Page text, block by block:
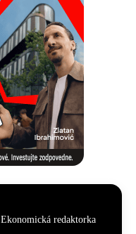
Ekonomická redaktorka